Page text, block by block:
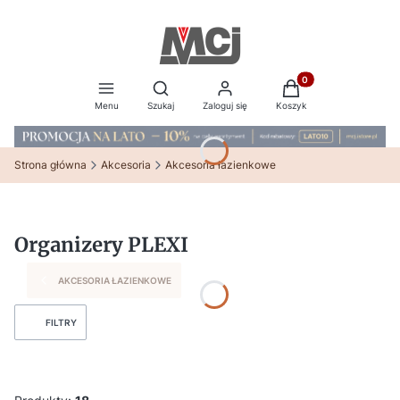
Menu
Otwórz wyszukiwarkę
Szukaj Zaloguj się
Produkty w
Koszyk
Strona główna Akcesoria Akcesoria łazienkowe
Organizery PLEXI
AKCESORIA ŁAZIENKOWE
FILTRY